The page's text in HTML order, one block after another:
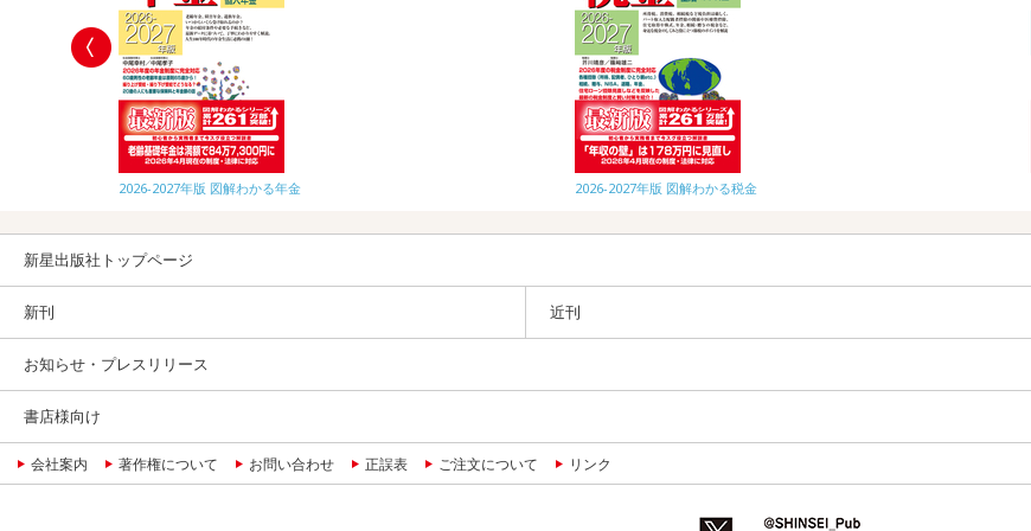
2026-2027年版 図解わかる年金 2026-2027年版 図解わかる税金
新星出版社トップページ
新刊 近刊
お知らせ・プレスリリース
書店様向け
会社案内 著作権について お問い合わせ 正誤表 ご注文について リンク